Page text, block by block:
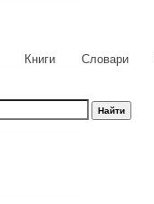
Книги Словари